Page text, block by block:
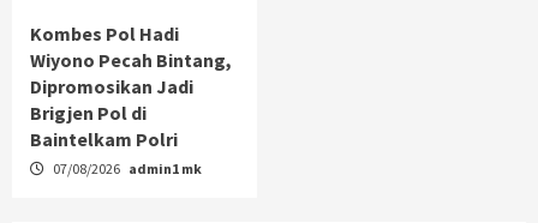
Kombes Pol Hadi
Wiyono Pecah Bintang,
Dipromosikan Jadi
Brigjen Pol di
Baintelkam Polri
07/08/2026 admin1 mk